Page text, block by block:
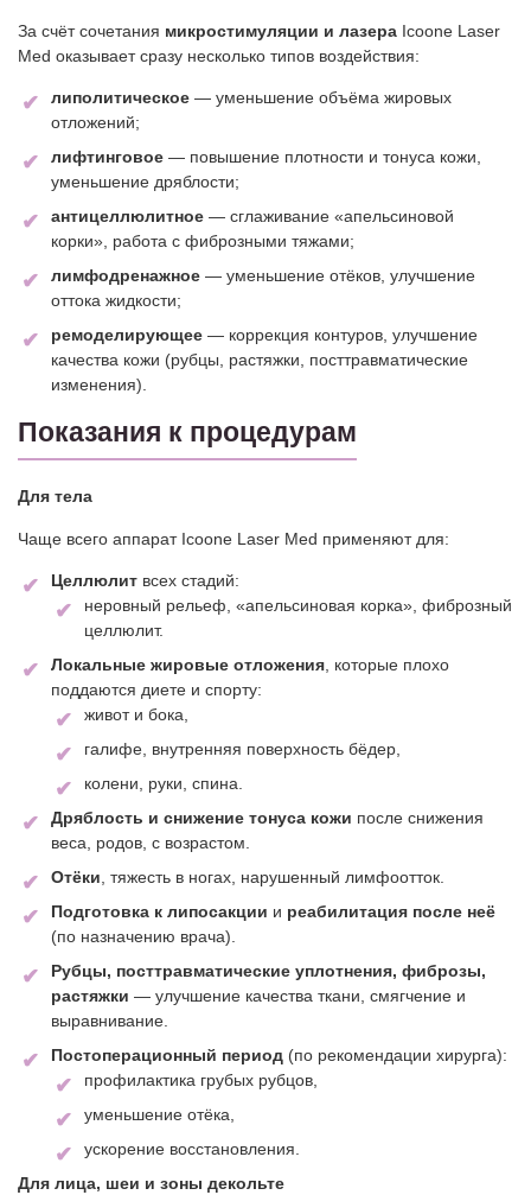
За счёт сочетания микростимуляции и лазера Icoone Laser
Med оказывает сразу несколько типов воздействия:
липолитическое — уменьшение объёма жировых
отложений;
лифтинговое — повышение плотности и тонуса кожи,
уменьшение дряблости;
антицеллюлитное — сглаживание «апельсиновой
корки», работа с фиброзными тяжами;
лимфодренажное — уменьшение отёков, улучшение
оттока жидкости;
ремоделирующее — коррекция контуров, улучшение
качества кожи (рубцы, растяжки, посттравматические
изменения).
Показания к процедурам
Для тела
Чаще всего аппарат Icoone Laser Med применяют для:
Целлюлит всех стадий:
неровный рельеф, «апельсиновая корка», фиброзный
целлюлит.
Локальные жировые отложения , которые плохо
поддаются диете и спорту:
живот и бока,
галифе, внутренняя поверхность бёдер,
колени, руки, спина.
Дряблость и снижение тонуса кожи после снижения
веса, родов, с возрастом.
Отёки , тяжесть в ногах, нарушенный лимфоотток.
Подготовка к липосакции и реабилитация после неё
(по назначению врача).
Рубцы, посттравматические уплотнения, фиброзы,
растяжки — улучшение качества ткани, смягчение и
выравнивание.
Постоперационный период (по рекомендации хирурга):
профилактика грубых рубцов,
уменьшение отёка,
ускорение восстановления.
Для лица, шеи и зоны декольте